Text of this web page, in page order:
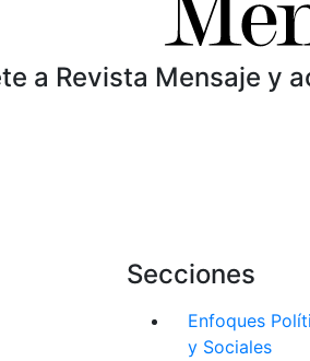
a Revista Mensaje y
Secciones
Enfoques
y Sociales